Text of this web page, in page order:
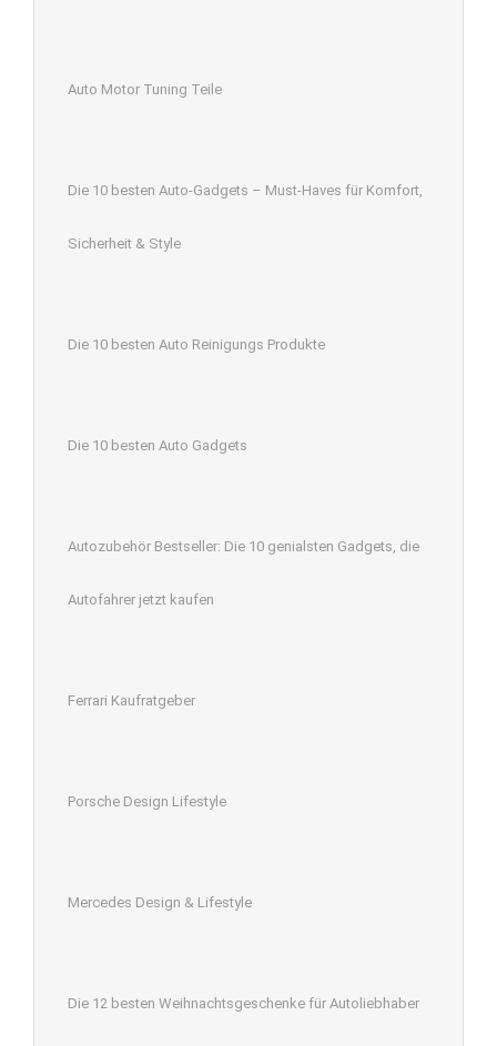
Auto Motor Tuning Teile
Die 10 besten Auto-Gadgets – Must-Haves für Komfort,
Sicherheit & Style
Die 10 besten Auto Reinigungs Produkte
Die 10 besten Auto Gadgets
Autozubehör Bestseller: Die 10 genialsten Gadgets, die
Autofahrer jetzt kaufen
Ferrari Kaufratgeber
Porsche Design Lifestyle
Mercedes Design & Lifestyle
Die 12 besten Weihnachtsgeschenke für Autoliebhaber